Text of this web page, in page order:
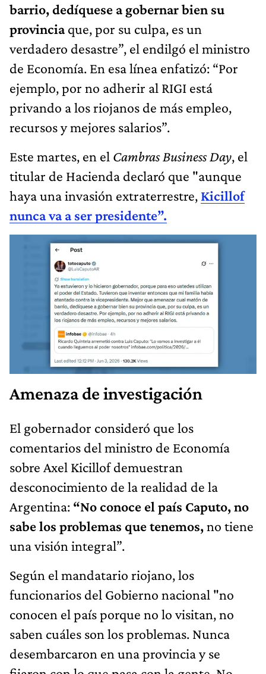
barrio, dedíquese a gobernar bien su
provinciaque, por su culpa, es un
verdadero desastre”, el endilgó el ministro
de Economía. En esa línea enfatizó: “Por
ejemplo, por no adherir al RIGI está
privando a los riojanos de más empleo,
recursos y mejores salarios”.
Este martes, en el Cambras Business Day, el
titular de Hacienda declaró que "aunque
haya una invasión extraterrestre, Kicillof
nunca va a ser presidente”.
Amenaza de investigación
El gobernador consideró que los
comentarios del ministro de Economía
sobre Axel Kicillof demuestran
desconocimiento de la realidad de la
Argentina: “No conoce el país Caputo, no
sabe los problemas que tenemos,no tiene
una visión integral”.
Según el mandatario riojano, los
funcionarios del Gobierno nacional "no
conocen el país porque no lo visitan, no
saben cuáles son los problemas. Nunca
desembarcaron en una provincia y se